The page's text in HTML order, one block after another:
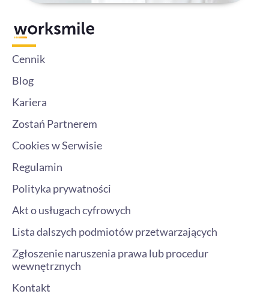
Cennik
Blog
Kariera
Zostań Partnerem
Cookies w Serwisie
Regulamin
Polityka prywatności
Akt o usługach cyfrowych
Lista dalszych podmiotów przetwarzających
Zgłoszenie naruszenia prawa lub procedur
wewnętrznych
Kontakt